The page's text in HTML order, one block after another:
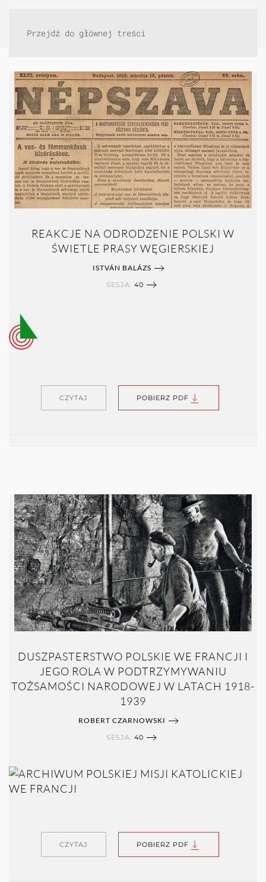
Przejdź do głównej treści
REAKCJE NA ODRODZENIE POLSKI W
ŚWIETLE PRASY WĘGIERSKIEJ
ISTVÁN BALÁZS
SESJA: 40
CZYTAJ POBIERZ PDF
DUSZPASTERSTWO POLSKIE WE FRANCJI I
JEGO ROLA W PODTRZYMYWANIU
TOŻSAMOŚCI NARODOWEJ W LATACH 1918-
1939
ROBERT CZARNOWSKI
SESJA: 40
CZYTAJ POBIERZ PDF